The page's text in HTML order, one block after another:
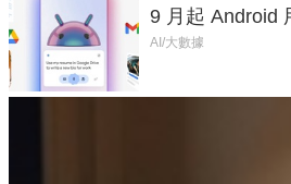
9 月起 Android
AI/大數據